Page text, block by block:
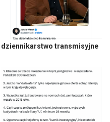
dziennikarstwo transmisyjne